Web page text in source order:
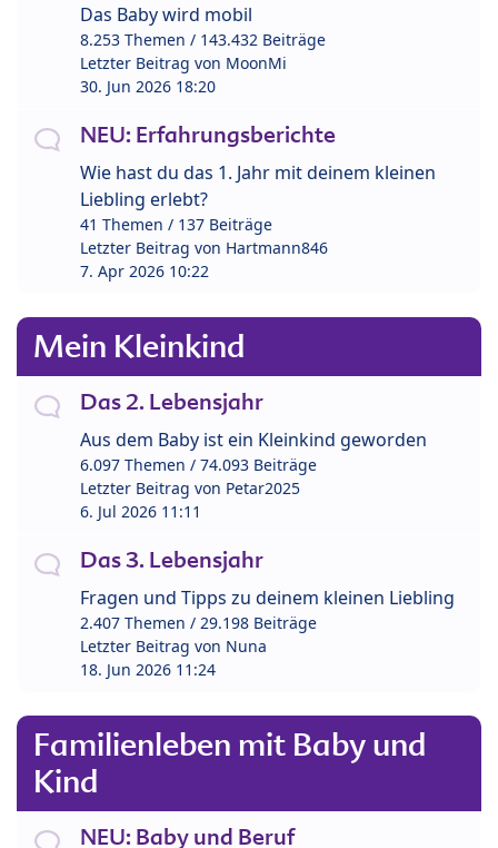
Das Baby wird mobil
8.253 Themen / 143.432 Beiträge
Letzter Beitrag von MoonMi
30. Jun 2026 18:20
NEU: Erfahrungsberichte
Wie hast du das 1. Jahr mit deinem kleinen
Liebling erlebt?
41 Themen / 137 Beiträge
Letzter Beitrag von Hartmann846
7. Apr 2026 10:22
Mein Kleinkind
Das 2. Lebensjahr
Aus dem Baby ist ein Kleinkind geworden
6.097 Themen / 74.093 Beiträge
Letzter Beitrag von Petar2025
6. Jul 2026 11:11
Das 3. Lebensjahr
Fragen und Tipps zu deinem kleinen Liebling
2.407 Themen / 29.198 Beiträge
Letzter Beitrag von Nuna
18. Jun 2026 11:24
Familienleben mit Baby und
Kind
NEU: Baby und Beruf